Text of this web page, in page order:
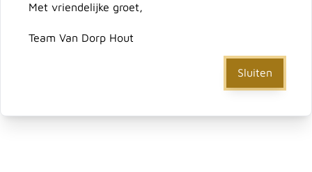
Met vriendelijke groet,
Team Van Dorp Hout
Sluiten
Quick change houder 6-
kant 11 mm HSS centr br
(gatzaag 528)